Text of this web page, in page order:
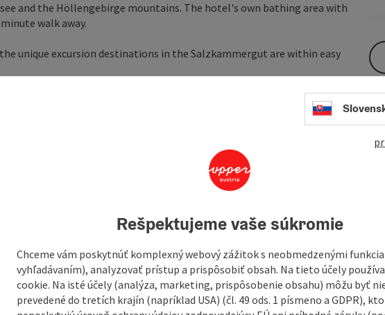
and the Höllengebirge mountains. The hotel's own bathing area with
walk away.
unique excursion destinations in the Salzkammergut are within easy
Rešpektujeme vaše súkromie
Chceme vám poskytnúť komplexný webový zážitok s neobmedzenými
vyhľadávaním), analyzovať prístup a prispôsobiť obsah. Na tieto účely
cookie. Na isté účely (analýza, marketing, prispôsobenie obsahu) môžu byť
prevedené do tretích krajín (napríklad USA) (čl. 49 ods. 1 písmeno a GDPR),